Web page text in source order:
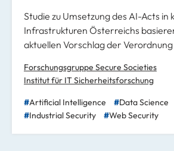
Studie zu Umsetzung des AI-Acts in
Infrastrukturen Österreichs
aktuellen Vorschlag der Verordnung
Forschungsgruppe Secure Societies
Institut für IT Sicherheitsforschung
Artificial Intelligence
Data Science
Industrial Security
Web Security